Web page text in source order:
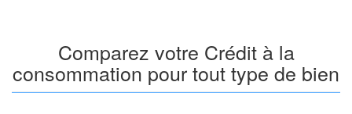
Comparez votre Crédit à la
consommation pour tout type de bien